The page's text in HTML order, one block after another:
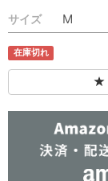
サイズ
在庫切れ